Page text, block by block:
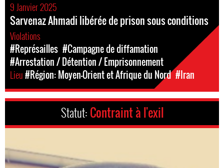
9 Janvier 2025
Sarvenaz Ahmadi libérée de prison sous conditions
Violations
#Représailles #Campagne de diffamation
#Arrestation / Détention / Emprisonnement
Lieu#Région: Moyen-Orient et Afrique du Nord #Iran
Statut: Contraint à l'exil